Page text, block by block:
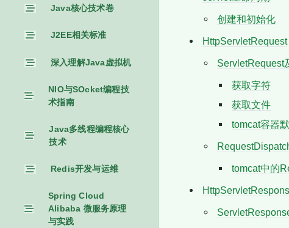
Java核心技术卷
J2EE相关标准
深入理解Java虚拟机
NIO与SOcket编程技
术指南
Java多线程编程核心
技术
Redis开发与运维
Spring Cloud
Alibaba 微服务原理
与实践
创建和初始化
HttpServletRequest
ServletRequest
获取字符
获取文件
tomcat容器
tomcat中的